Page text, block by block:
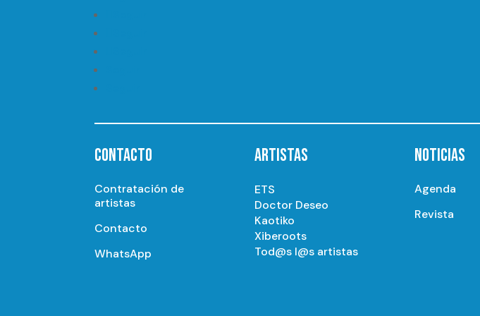
CONTACTO
Contratación de
artistas
Contacto
WhatsApp
ARTISTAS
ETS
Doctor Deseo
Kaotiko
Xiberoots
Tod@s l@s artistas
NOTICIAS
Agenda
Revista